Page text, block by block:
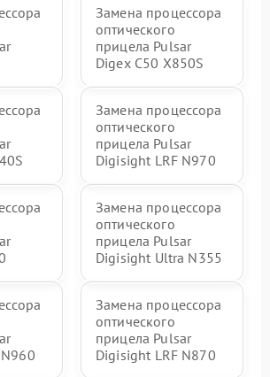
Замена процессора
оптического
прицела Pulsar
Digex C50 X850S
Замена процессора
оптического
прицела Pulsar
Digisight LRF N970
Замена процессора
оптического
прицела Pulsar
Digisight Ultra N355
Замена процессора
оптического
прицела Pulsar
Digisight LRF N870